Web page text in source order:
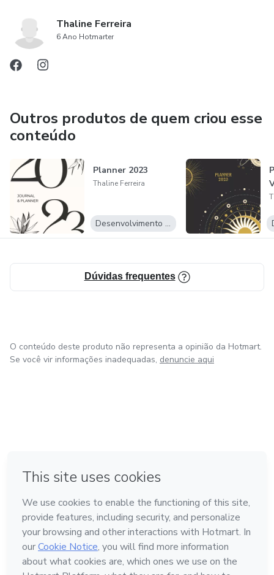
economizar dinheiro a longo prazo.
Thaline Ferreira
6 Ano Hotmarter
Outros produtos de quem criou esse
conteúdo
Planner 2023
Thaline Ferreira
Desenvolvimento Pessoal
Dúvidas frequentes
O conteúdo deste produto não representa a opinião da Hotmart.
Se você vir informações inadequadas, denuncie aqui
Feito com ❤ na Cidade do México
Conheça a Hotmart